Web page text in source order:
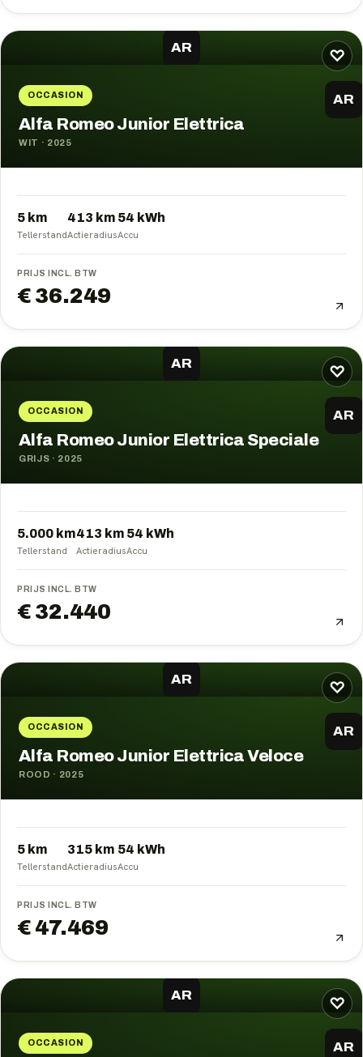
♡
AR
OCCASION AR
Alfa Romeo Junior Elettrica
WIT · 2025
5 km
Tellerstand
413 km
Actieradius
54 kWh
Accu
PRIJS INCL. BTW
€ 36.249
♡
AR
OCCASION AR
Alfa Romeo Junior Elettrica Speciale
GRIJS · 2025
5.000 km
Tellerstand
413 km
Actieradius
54 kWh
Accu
PRIJS INCL. BTW
€ 32.440
♡
AR
OCCASION AR
Alfa Romeo Junior Elettrica Veloce
ROOD · 2025
5 km
Tellerstand
315 km
Actieradius
54 kWh
Accu
PRIJS INCL. BTW
€ 47.469
♡
AR
OCCASION AR